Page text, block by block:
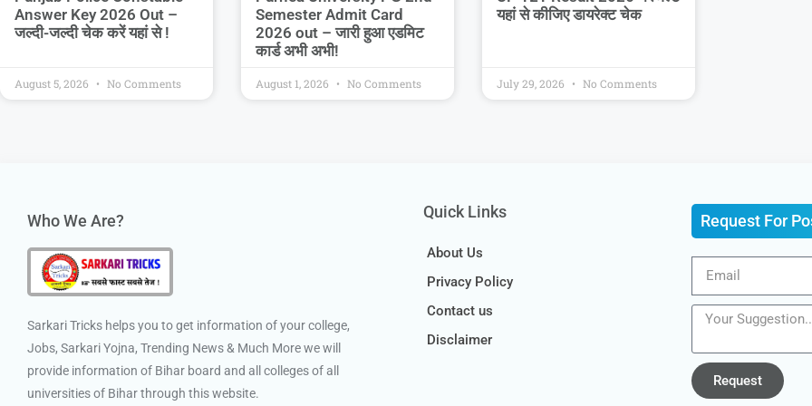
Answer Key 2026 Out –
जल्दी-जल्दी चेक करें यहां से !
August 5, 2026 No Comments
Semester Admit Card
2026 out – जारी हुआ एडमिट
कार्ड अभी अभी!
August 1, 2026 No Comments
यहां से कीजिए डायरेक्ट चेक
July 29, 2026 No Comments
Who We Are?
Sarkari Tricks helps you to get information of your college,
Jobs, Sarkari Yojna, Trending News & Much More we will
provide information of Bihar board and all colleges of all
universities of Bihar through this website.
Quick Links
About Us
Privacy Policy
Contact us
Disclaimer
Request For
Request